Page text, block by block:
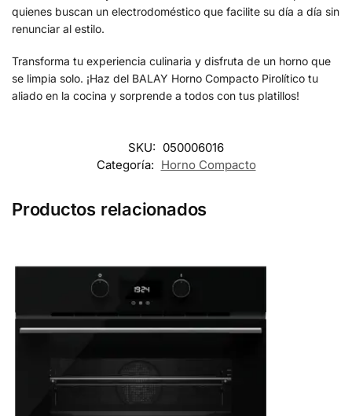
quienes buscan un electrodoméstico que facilite su día a día sin
renunciar al estilo.
Transforma tu experiencia culinaria y disfruta de un horno que
se limpia solo. ¡Haz del BALAY Horno Compacto Pirolítico tu
aliado en la cocina y sorprende a todos con tus platillos!
SKU: 050006016
Categoría: Horno Compacto
Productos relacionados